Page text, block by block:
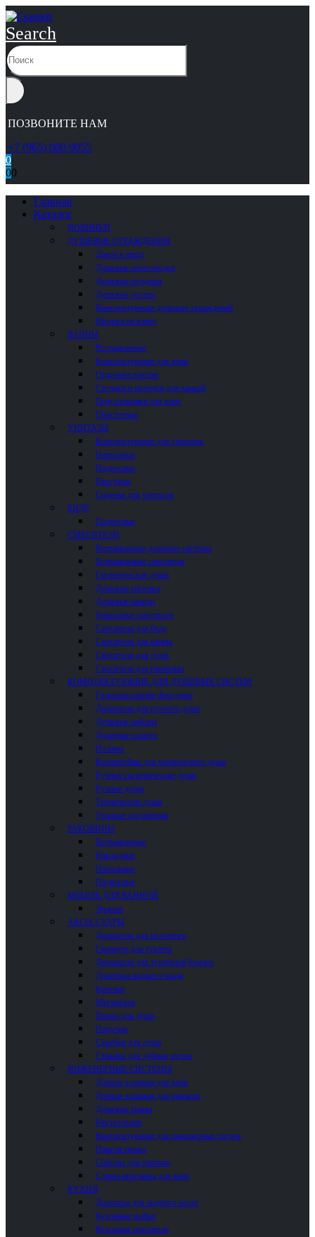
Search
ПОЗВОНИТЕ НАМ
+7 (965) 000 9055
0
00
Главная
Каталог
НОВИНКИ
ДУШЕВЫЕ ОГРАЖДЕНИЯ
Двери в нишу
Душевые перегородки
Душевые поддоны
Душевые уголки
Комплектующие душевых ограждений
Шторки на ванну
ВАННЫ
Встраиваемые
Комплектующие для ванн
Отдельностоящие
Столики и полочки для ванной
Подголовники для ванн
Пристенные
УНИТАЗЫ
Комплектующие для унитазов
Напольные
Подвесные
Писсуары
Сиденья для унитазов
БИДЕ
Подвесные
СМЕСИТЕЛИ
Встраиваемые душевые системы
Встраиваемые смесители
Гигиенические души
Душевые системы
Душевые панели
Напольные смесители
Смесители для биде
Смесители для ванны
Смесители для душа
Смесители для раковины
КОМПЛЕКТУЮЩИЕ ДЛЯ ДУШЕВЫХ СИСТЕМ
Гидромассажные форсунки
Держатели для ручного душа
Душевые наборы
Душевые шланги
Изливы
Кронштейны для тропического душа
Ручные гигиенические души
Ручные души
Тропические души
Угловые соединения
РАКОВИНЫ
Встраиваемые
Накладные
Напольные
Подвесные
МЕБЕЛЬ ДЛЯ ВАННОЙ
Зеркала
АКСЕССУАРЫ
Держатели для полотенец
Гарнитур для туалета
Держатели для туалетной бумаги
Дозаторы жидкого мыла
Крючки
Мыльницы
Полки для душа
Поручни
Скребки для душа
Стаканы для зубных щеток
ИНЖЕНЕРНЫЕ СИСТЕМЫ
Донные клапаны для ванн
Донные клапаны для раковин
Душевые трапы
Инсталляции
Комплектующие для инженерных систем
Панели смыва
Сифоны для раковин
Сливы-переливы для ванн
КУХНЯ
Дозаторы для жидкого мыла
Кухонные мойки
Кухонные смесители